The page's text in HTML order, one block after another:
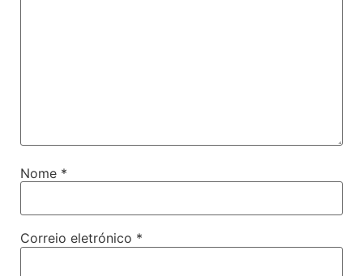
Nome *
Correio eletrónico *